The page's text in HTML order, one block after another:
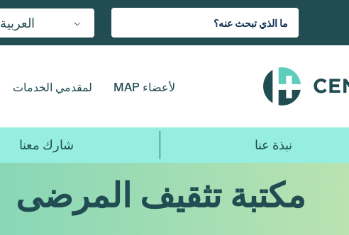
العربية
لأعضاء MAP لمقدمي الخدمات
نبذة عنا شارك معنا
مكتبة تثقيف المرضى